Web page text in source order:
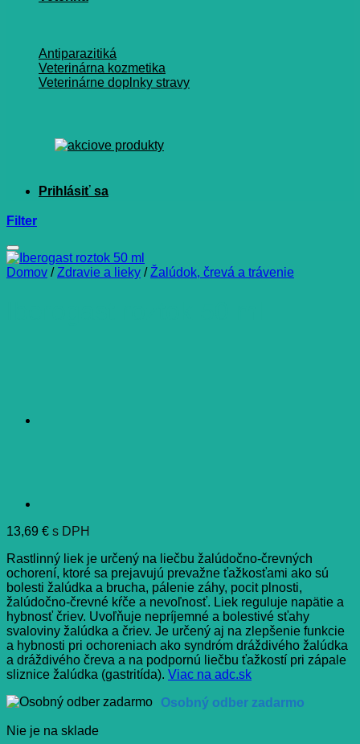
Antiparazitiká
Veterinárna kozmetika
Veterinárne doplnky stravy
Filter
Domov / Zdravie a lieky / Žalúdok, črevá a trávenie
13,69 € s DPH
Rastlinný liek je určený na liečbu žalúdočno-črevných
ochorení, ktoré sa prejavujú prevažne ťažkosťami ako sú
bolesti žalúdka a brucha, pálenie záhy, pocit plnosti,
žalúdočno-črevné kŕče a nevoľnosť. Liek reguluje napätie a
hybnosť čriev. Uvoľňuje nepríjemné a bolestivé sťahy
svaloviny žalúdka a čriev. Je určený aj na zlepšenie funkcie
a hybnosti pri ochoreniach ako syndróm dráždivého žalúdka
a dráždivého čreva a na podpornú liečbu ťažkostí pri zápale
sliznice žalúdka (gastritída). Viac na adc.sk
Osobný odber zadarmo
Nie je na sklade